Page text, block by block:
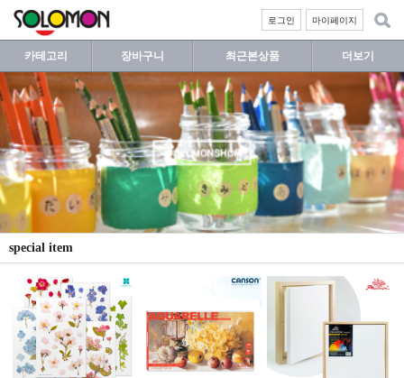
마이페이지
로그인
카테고리 장바구니 최근본상품 더보기
special item